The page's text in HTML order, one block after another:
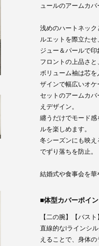
ュールのアームカバ
浅めのハートネッ
ルエットを際立た
ジュー＆パールで印
フロントの上品さと
ボリューム袖は芯
ザインで幅広いオケ
セットのアームカ
えデザイン。
纏うだけでモード
ルを楽しめます。
冬シーズンにも映
でずり落ちを防止。
結婚式や食事会を華
体型カバーポイン
【二の腕】【バス
直線的なIラインシ
えることで、身体